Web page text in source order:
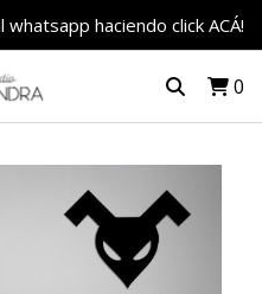
haciendo click ACÁ!
0